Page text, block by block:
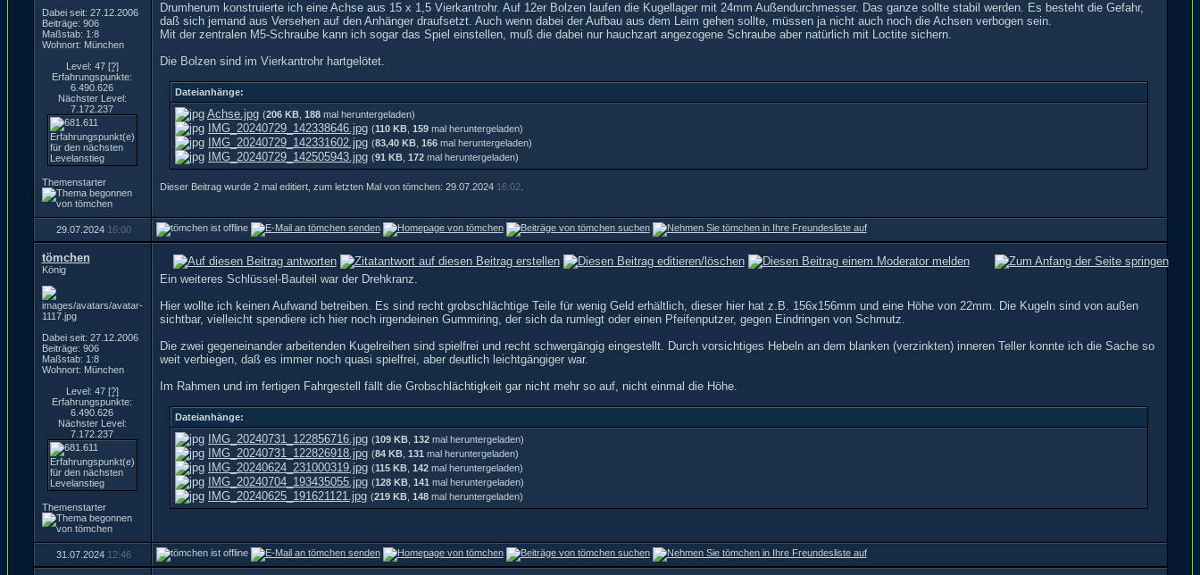
Dabei seit: 27.12.2006
Beiträge: 906
Maßstab: 1:8
Wohnort: München
Level: 47 [?]
Erfahrungspunkte:
6.490.626
Nächster Level:
7.172.237
Themenstarter
Drumherum konstruierte ich eine Achse aus 15 x 1,5 Vierkantrohr. Auf 12er Bolzen laufen die Kugellager mit 24mm Außendurchmesser. Das ganze sollte stabil werden. Es besteht die Gefahr,
daß sich jemand aus Versehen auf den Anhänger draufsetzt. Auch wenn dabei der Aufbau aus dem Leim gehen sollte, müssen ja nicht auch noch die Achsen verbogen sein.
Mit der zentralen M5-Schraube kann ich sogar das Spiel einstellen, muß die dabei nur hauchzart angezogene Schraube aber natürlich mit Loctite sichern.
Die Bolzen sind im Vierkantrohr hartgelötet.
Dateianhänge:
Achse.jpg (206 KB 188 mal heruntergeladen)
IMG_20240729_142338646.jpg (110 KB 159 mal heruntergeladen)
IMG_20240729_142331602.jpg (83,40 KB 166 mal heruntergeladen)
IMG_20240729_142505943.jpg (91 KB 172 mal heruntergeladen)
Dieser Beitrag wurde 2 mal editiert, zum letzten Mal von tömchen: 29.07.2024 16:02.
29.07.2024 16:00
tömchen
König
Dabei seit: 27.12.2006
Beiträge: 906
Maßstab: 1:8
Wohnort: München
Level: 47 [?]
Erfahrungspunkte:
6.490.626
Nächster Level:
7.172.237
Themenstarter
Ein weiteres Schlüssel-Bauteil war der Drehkranz.
Hier wollte ich keinen Aufwand betreiben. Es sind recht grobschlächtige Teile für wenig Geld erhältlich, dieser hier hat z.B. 156x156mm und eine Höhe von 22mm. Die Kugeln sind von außen
sichtbar, vielleicht spendiere ich hier noch irgendeinen Gummiring, der sich da rumlegt oder einen Pfeifenputzer, gegen Eindringen von Schmutz.
Die zwei gegeneinander arbeitenden Kugelreihen sind spielfrei und recht schwergängig eingestellt. Durch vorsichtiges Hebeln an dem blanken (verzinkten) inneren Teller konnte ich die Sache so
weit verbiegen, daß es immer noch quasi spielfrei, aber deutlich leichtgängiger war.
Im Rahmen und im fertigen Fahrgestell fällt die Grobschlächtigkeit gar nicht mehr so auf, nicht einmal die Höhe.
Dateianhänge:
IMG_20240731_122856716.jpg (109 KB 132 mal heruntergeladen)
IMG_20240731_122826918.jpg (84 KB 131 mal heruntergeladen)
IMG_20240624_231000319.jpg (115 KB 142 mal heruntergeladen)
IMG_20240704_193435055.jpg (128 KB 141 mal heruntergeladen)
IMG_20240625_191621121.jpg (219 KB 148 mal heruntergeladen)
31.07.2024 12:46